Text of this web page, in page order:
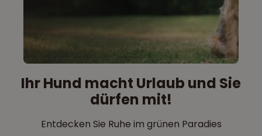
Ihr Hund macht Urlaub und Sie
dürfen mit!
Entdecken Sie Ruhe im grünen Paradies